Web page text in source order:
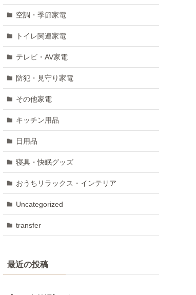
空調・季節家電
トイレ関連家電
テレビ・AV家電
防犯・見守り家電
その他家電
キッチン用品
日用品
寝具・快眠グッズ
おうちリラックス・インテリア
Uncategorized
transfer
最近の投稿